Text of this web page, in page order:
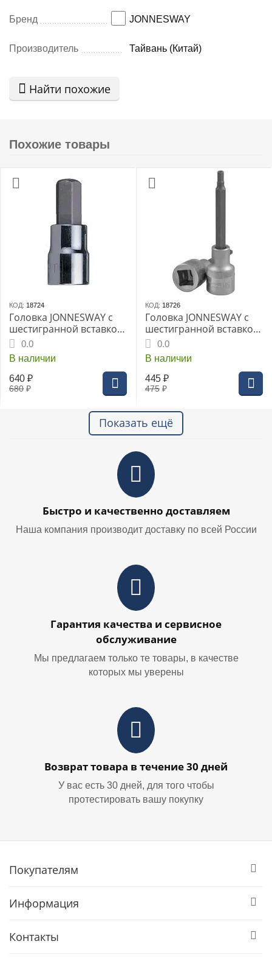
Бренд JONNESWAY
Производитель Тайвань (Китай)
Найти похожие
Похожие товары
КОД: 18724
Головка JONNESWAY с
шестигранной вставкой
"HEX" 1/2" 17мм L-55мм
(S50H4117)
0.0
В наличии
680 ₽
640 ₽
КОД: 18726
Головка JONNESWAY с
шестигранной вставкой
"HEX" 1/2" 5мм L-100мм
(S09H4305)
0.0
В наличии
475 ₽
445 ₽
Показать ещё
Быстро и качественно доставляем
Наша компания производит доставку по всей России
Гарантия качества и сервисное
обслуживание
Мы предлагаем только те товары, в качестве
которых мы уверены
Возврат товара в течение 30 дней
У вас есть 30 дней, для того чтобы
протестировать вашу покупку
Покупателям
Информация
Контакты